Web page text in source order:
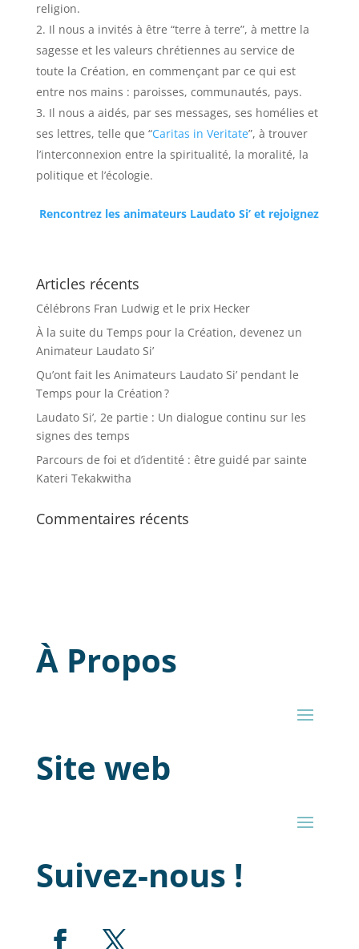
religion.
Il nous a invités à être “terre à terre”, à mettre la
sagesse et les valeurs chrétiennes au service de
toute la Création, en commençant par ce qui est
entre nos mains : paroisses, communautés, pays.
Il nous a aidés, par ses messages, ses homélies et
ses lettres, telle que “Caritas in Veritate”, à trouver
l’interconnexion entre la spiritualité, la moralité, la
politique et l’écologie.
Rencontrez les animateurs Laudato Si’ et rejoignez
Articles récents
Célébrons Fran Ludwig et le prix Hecker
À la suite du Temps pour la Création, devenez un
Animateur Laudato Si’
Qu’ont fait les Animateurs Laudato Si’ pendant le
Temps pour la Création ?
Laudato Si’, 2e partie : Un dialogue continu sur les
signes des temps
Parcours de foi et d’identité : être guidé par sainte
Kateri Tekakwitha
Commentaires récents
À Propos
Site web
Suivez-nous !